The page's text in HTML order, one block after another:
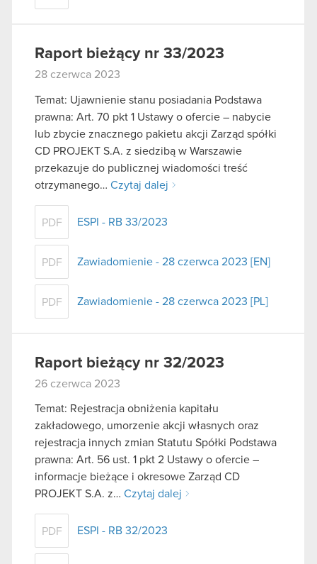
Raport bieżący nr 33/2023
28 czerwca 2023
Temat: Ujawnienie stanu posiadania Podstawa
prawna: Art. 70 pkt 1 Ustawy o ofercie – nabycie
lub zbycie znacznego pakietu akcji Zarząd spółki
CD PROJEKT S.A. z siedzibą w Warszawie
przekazuje do publicznej wiadomości treść
otrzymanego… Czytaj dalej
PDF ESPI - RB 33/2023
PDF Zawiadomienie - 28 czerwca 2023 [EN]
PDF Zawiadomienie - 28 czerwca 2023 [PL]
Raport bieżący nr 32/2023
26 czerwca 2023
Temat: Rejestracja obniżenia kapitału
zakładowego, umorzenie akcji własnych oraz
rejestracja innych zmian Statutu Spółki Podstawa
prawna: Art. 56 ust. 1 pkt 2 Ustawy o ofercie –
informacje bieżące i okresowe Zarząd CD
PROJEKT S.A. z… Czytaj dalej
PDF ESPI - RB 32/2023